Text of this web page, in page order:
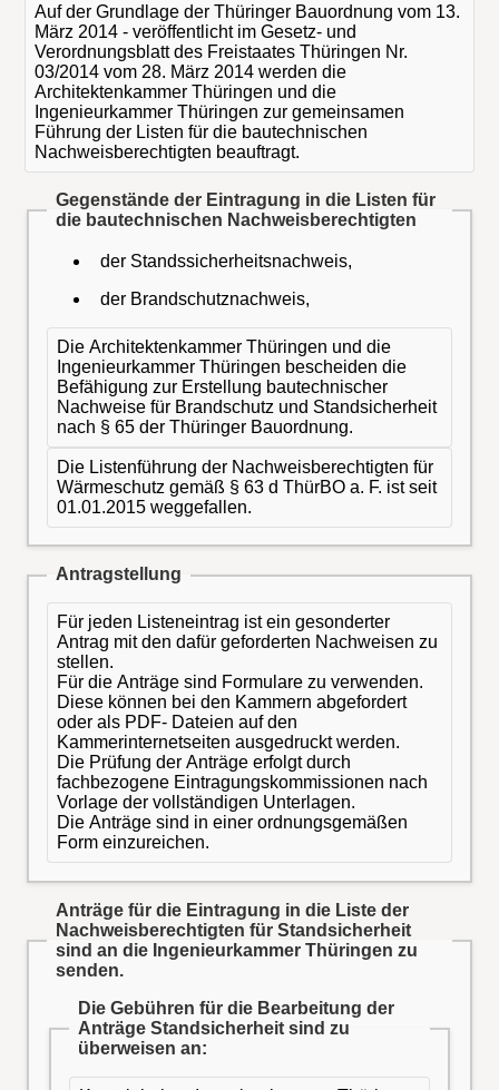
Auf der Grundlage der Thüringer Bauordnung vom 13.
März 2014 - veröffentlicht im Gesetz- und
Verordnungsblatt des Freistaates Thüringen Nr.
03/2014 vom 28. März 2014 werden die
Architektenkammer Thüringen und die
Ingenieurkammer Thüringen zur gemeinsamen
Führung der Listen für die bautechnischen
Nachweisberechtigten beauftragt.
Gegenstände der Eintragung in die Listen für
die bautechnischen Nachweisberechtigten
der Standssicherheitsnachweis,
der Brandschutznachweis,
Die Architektenkammer Thüringen und die
Ingenieurkammer Thüringen bescheiden die
Befähigung zur Erstellung bautechnischer
Nachweise für Brandschutz und Standsicherheit
nach § 65 der Thüringer Bauordnung.
Die Listenführung der Nachweisberechtigten für
Wärmeschutz gemäß § 63 d ThürBO a. F. ist seit
01.01.2015 weggefallen.
Antragstellung
Für jeden Listeneintrag ist ein gesonderter
Antrag mit den dafür geforderten Nachweisen zu
stellen.
Für die Anträge sind Formulare zu verwenden.
Diese können bei den Kammern abgefordert
oder als PDF- Dateien auf den
Kammerinternetseiten ausgedruckt werden.
Die Prüfung der Anträge erfolgt durch
fachbezogene Eintragungskommissionen nach
Vorlage der vollständigen Unterlagen.
Die Anträge sind in einer ordnungsgemäßen
Form einzureichen.
Anträge für die Eintragung in die Liste der
Nachweisberechtigten für Standsicherheit
sind an die Ingenieurkammer Thüringen zu
senden.
Die Gebühren für die Bearbeitung der
Anträge Standsicherheit sind zu
überweisen an: